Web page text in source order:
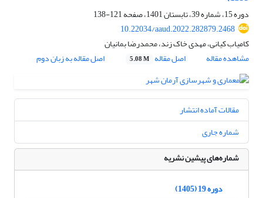
دوره 15، شماره 39، تابستان 1401، صفحه
121-138
10.22034/aaud.2022.282879.2468
کامیاب کیانی، مهدی خاک زند، محمدرضا بمانیان
مشاهده مقاله
اصل مقاله 5.08 M اصل مقاله به زبان دوم
مقالات آماده انتشار
شماره جاری
شماره‌های پیشین نشریه
دوره 19 (1405)